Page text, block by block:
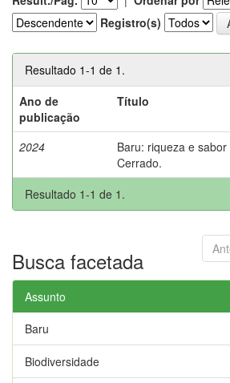
Registro(s)
Resultado 1-1 de 1.
Ano de
publicação
Título
2024
Baru: riqueza e sabor
Cerrado.
Resultado 1-1 de 1.
Busca facetada
Assunto
Baru
Biodiversidade